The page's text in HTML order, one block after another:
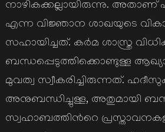
നാഴികക്കല്ലായിരുന്നു. അതാണ്
എന്ന വിജ്ഞാന ശാഖയുടെ
സഹായിച്ചത്. കര്‍മ ശാസ്ത്ര
ബന്ധപ്പെടുത്തിക്കൊണ്ടുള്ള
മുവത്വ സ്വീകരിച്ചിരുന്നത്.
അനുബന്ധിച്ചുള്ള, അതുമായി
സ്വഹാബത്തിന്‍റെ